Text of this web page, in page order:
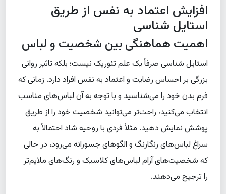
افزایش اعتماد به نفس از طریق
استایل شناسی
اهمیت هماهنگی بین شخصیت و لباس
استایل شناسی صرفاً یک علم تئوریک نیست؛ بلکه تاثیر روانی
بزرگی بر احساس رضایت و اعتماد به نفس افراد دارد. زمانی که
فرم بدن خود را می‌شناسید و با توجه به آن لباس‌های مناسب
انتخاب می‌کنید، راحت‌تر می‌توانید شخصیت خود را از طریق
پوشش نمایش دهید. مثلاً فردی با روحیه شاد احتمالاً به
سراغ لباس‌های رنگارنگ و الگوهای جسورانه می‌رود، در حالی
که شخصیت‌های آرام لباس‌های کلاسیک و رنگ‌های ملایم‌تر
را ترجیح می‌دهند.